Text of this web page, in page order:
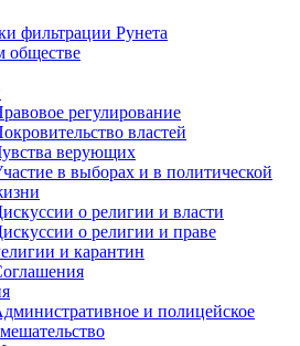
фильтрации Рунета
обществе
регулирование
властей
верующих
в выборах и в политической
о религии и власти
о религии и праве
и карантин
и полицейское